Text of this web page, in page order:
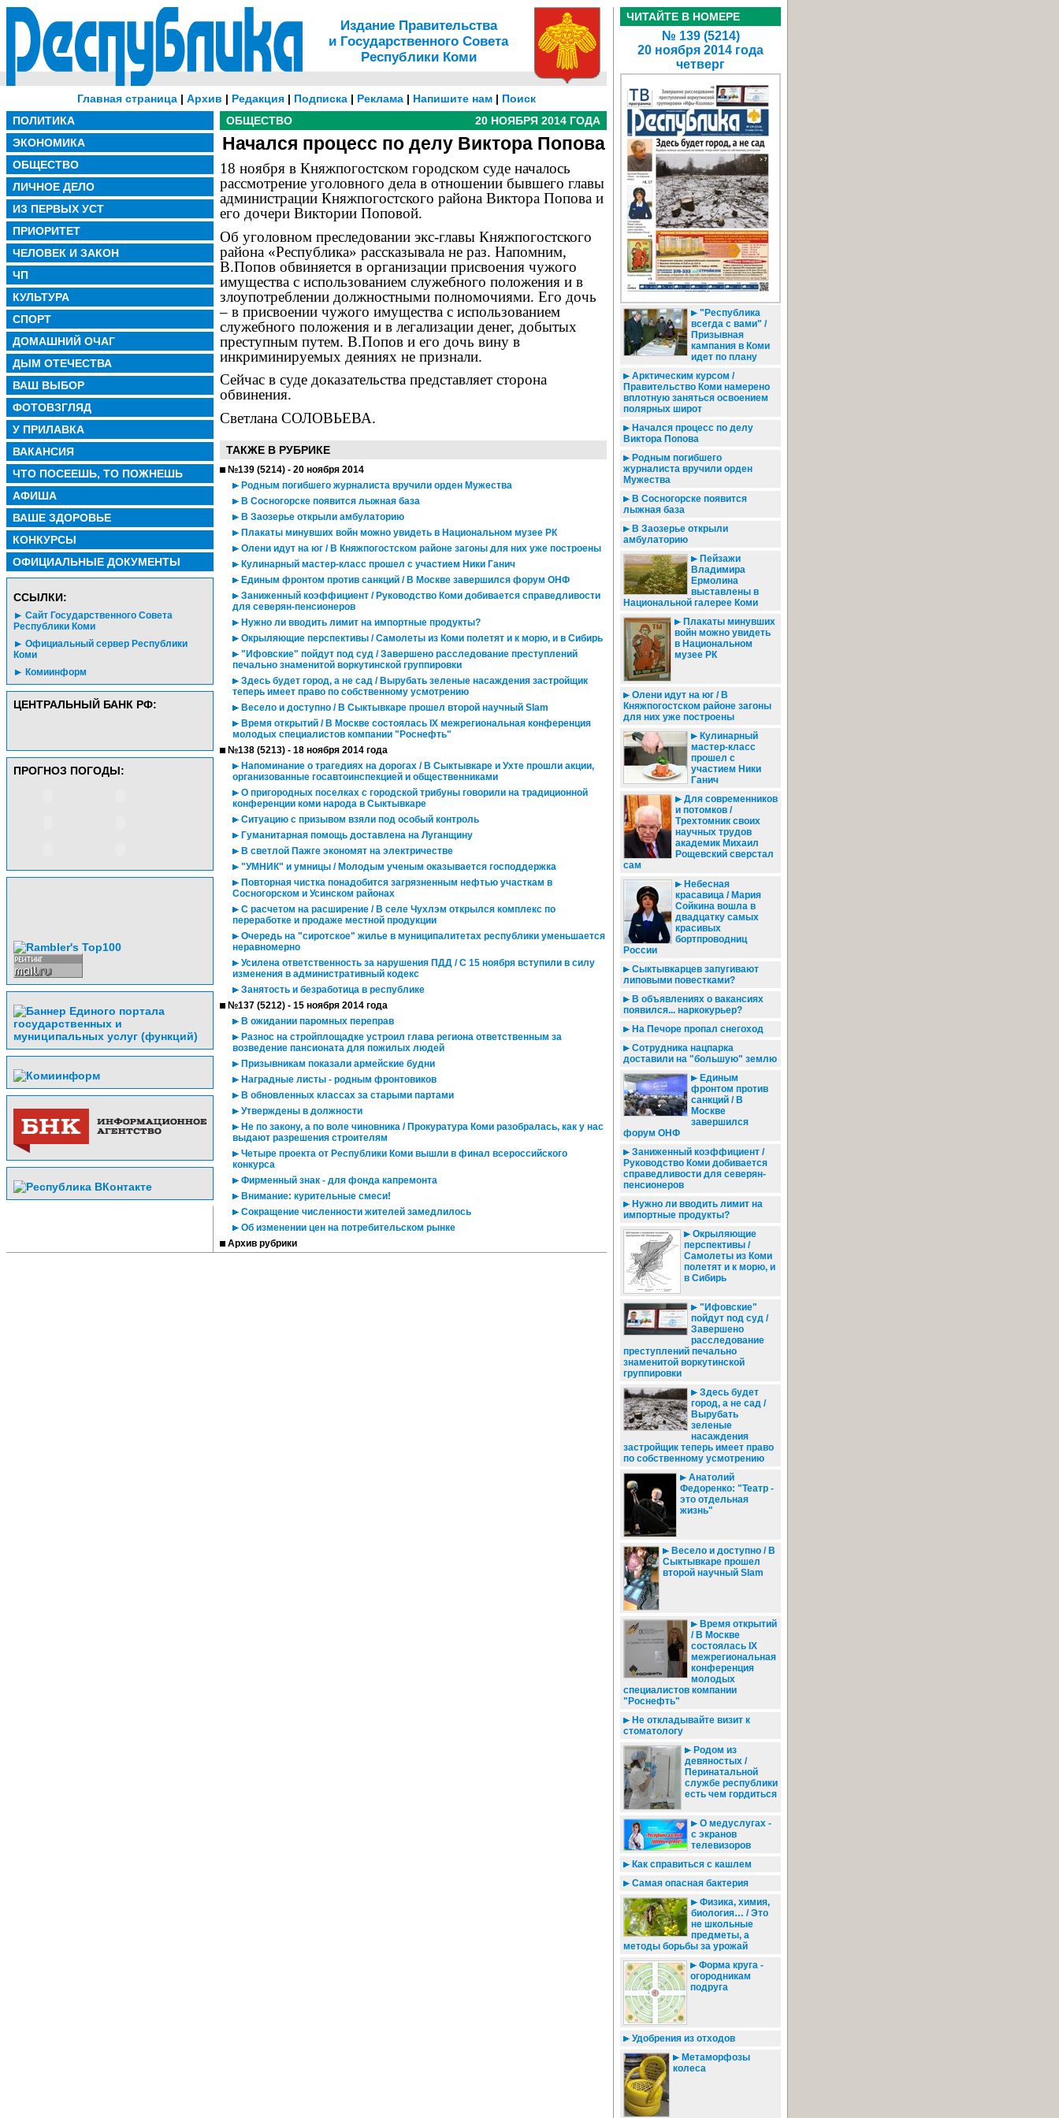
Издание Правительства
и Государственного Совета
Республики Коми
Главная страница | Архив | Редакция | Подписка | Реклама | Напишите нам | Поиск
ПОЛИТИКА
ЭКОНОМИКА
ОБЩЕСТВО
ЛИЧНОЕ ДЕЛО
ИЗ ПЕРВЫХ УСТ
ПРИОРИТЕТ
ЧЕЛОВЕК И ЗАКОН
ЧП
КУЛЬТУРА
СПОРТ
ДОМАШНИЙ ОЧАГ
ДЫМ ОТЕЧЕСТВА
ВАШ ВЫБОР
ФОТОВЗГЛЯД
У ПРИЛАВКА
ВАКАНСИЯ
ЧТО ПОСЕЕШЬ, ТО ПОЖНЕШЬ
АФИША
ВАШЕ ЗДОРОВЬЕ
КОНКУРСЫ
ОФИЦИАЛЬНЫЕ ДОКУМЕНТЫ
CСЫЛКИ:
Сайт Государственного Совета
Республики Коми
Официальный сервер Республики
Коми
Комиинформ
ЦЕНТРАЛЬНЫЙ БАНК РФ:
ПРОГНОЗ ПОГОДЫ:
ОБЩЕСТВО 20 НОЯБРЯ 2014 ГОДА
Начался процесс по делу Виктора Попова
18 ноября в Княжпогостском городском суде началось
рассмотрение уголовного дела в отношении бывшего главы
администрации Княжпогостского района Виктора Попова и
его дочери Виктории Поповой.
Об уголовном преследовании экс-главы Княжпогостского
района «Республика» рассказывала не раз. Напомним,
В.Попов обвиняется в организации присвоения чужого
имущества с использованием служебного положения и в
злоупотреблении должностными полномочиями. Его дочь
– в присвоении чужого имущества с использованием
служебного положения и в легализации денег, добытых
преступным путем. В.Попов и его дочь вину в
инкриминируемых деяниях не признали.
Сейчас в суде доказательства представляет сторона
обвинения.
Светлана СОЛОВЬЕВА.
ТАКЖЕ В РУБРИКЕ
№139 (5214) - 20 ноября 2014
Родным погибшего журналиста вручили орден Мужества
В Сосногорске появится лыжная база
В Заозерье открыли амбулаторию
Плакаты минувших войн можно увидеть в Национальном музее РК
Олени идут на юг / В Княжпогостском районе загоны для них уже построены
Кулинарный мастер-класс прошел с участием Ники Ганич
Единым фронтом против санкций / В Москве завершился форум ОНФ
Заниженный коэффициент / Руководство Коми добивается справедливости
для северян-пенсионеров
Нужно ли вводить лимит на импортные продукты?
Окрыляющие перспективы / Самолеты из Коми полетят и к морю, и в Сибирь
"Ифовские" пойдут под суд / Завершено расследование преступлений
печально знаменитой воркутинской группировки
Здесь будет город, а не сад / Вырубать зеленые насаждения застройщик
теперь имеет право по собственному усмотрению
Весело и доступно / В Сыктывкаре прошел второй научный Slam
Время открытий / В Москве состоялась IX межрегиональная конференция
молодых специалистов компании "Роснефть"
№138 (5213) - 18 ноября 2014 года
Напоминание о трагедиях на дорогах / В Сыктывкаре и Ухте прошли акции,
организованные госавтоинспекцией и общественниками
О пригородных поселках с городской трибуны говорили на традиционной
конференции коми народа в Сыктывкаре
Ситуацию с призывом взяли под особый контроль
Гуманитарная помощь доставлена на Луганщину
В светлой Пажге экономят на электричестве
"УМНИК" и умницы / Молодым ученым оказывается господдержка
Повторная чистка понадобится загрязненным нефтью участкам в
Сосногорском и Усинском районах
С расчетом на расширение / В селе Чухлэм открылся комплекс по
переработке и продаже местной продукции
Очередь на "сиротское" жилье в муниципалитетах республики уменьшается
неравномерно
Усилена ответственность за нарушения ПДД / С 15 ноября вступили в силу
изменения в административный кодекс
Занятость и безработица в республике
№137 (5212) - 15 ноября 2014 года
В ожидании паромных переправ
Разнос на стройплощадке устроил глава региона ответственным за
возведение пансионата для пожилых людей
Призывникам показали армейские будни
Наградные листы - родным фронтовиков
В обновленных классах за старыми партами
Утверждены в должности
Не по закону, а по воле чиновника / Прокуратура Коми разобралась, как у нас
выдают разрешения строителям
Четыре проекта от Республики Коми вышли в финал всероссийского
конкурса
Фирменный знак - для фонда капремонта
Внимание: курительные смеси!
Сокращение численности жителей замедлилось
Об изменении цен на потребительском рынке
Архив рубрики
ЧИТАЙТЕ В НОМЕРЕ
№ 139 (5214)
20 ноября 2014 года
четверг
"Республика
всегда с вами" /
Призывная
кампания в Коми
идет по плану
Арктическим курсом /
Правительство Коми намерено
вплотную заняться освоением
полярных широт
Начался процесс по делу
Виктора Попова
Родным погибшего
журналиста вручили орден
Мужества
В Сосногорске появится
лыжная база
В Заозерье открыли
амбулаторию
Пейзажи
Владимира
Ермолина
выставлены в
Национальной галерее Коми
Плакаты минувших
войн можно увидеть
в Национальном
музее РК
Олени идут на юг / В
Княжпогостском районе загоны
для них уже построены
Кулинарный
мастер-класс
прошел с
участием Ники
Ганич
Для современников
и потомков /
Трехтомник своих
научных трудов
академик Михаил
Рощевский сверстал
сам
Небесная
красавица / Мария
Сойкина вошла в
двадцатку самых
красивых
бортпроводниц
России
Сыктывкарцев запугивают
липовыми повестками?
В объявлениях о вакансиях
появился... наркокурьер?
На Печоре пропал снегоход
Сотрудника нацпарка
доставили на "большую" землю
Единым
фронтом против
санкций / В
Москве
завершился
форум ОНФ
Заниженный коэффициент /
Руководство Коми добивается
справедливости для северян-
пенсионеров
Нужно ли вводить лимит на
импортные продукты?
Окрыляющие
перспективы /
Самолеты из Коми
полетят и к морю, и
в Сибирь
"Ифовские"
пойдут под суд /
Завершено
расследование
преступлений печально
знаменитой воркутинской
группировки
Здесь будет
город, а не сад /
Вырубать
зеленые
насаждения
застройщик теперь имеет право
по собственному усмотрению
Анатолий
Федоренко: "Театр -
это отдельная
жизнь"
Весело и доступно / В
Сыктывкаре прошел
второй научный Slam
Время открытий
/ В Москве
состоялась IX
межрегиональная
конференция
молодых
специалистов компании
"Роснефть"
Не откладывайте визит к
стоматологу
Родом из
девяностых /
Перинатальной
службе республики
есть чем гордиться
О медуслугах -
с экранов
телевизоров
Как справиться с кашлем
Самая опасная бактерия
Физика, химия,
биология… / Это
не школьные
предметы, а
методы борьбы за урожай
Форма круга -
огородникам
подруга
Удобрения из отходов
Метаморфозы
колеса